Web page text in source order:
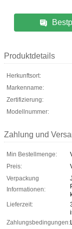
Produktdetails
Herkunftsort:
Markenname:
Zertifizierung:
Modellnummer:
Zahlung und
Min Bestellmenge:
Preis:
Verpackung
Informationen:
Lieferzeit:
Zahlungsbedingungen: